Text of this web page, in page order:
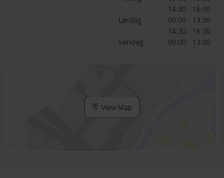
14:30 - 16:30
Lørdag
09:00 - 13:30
14:30 - 16:30
Søndag
09:00 - 13:00
View Map